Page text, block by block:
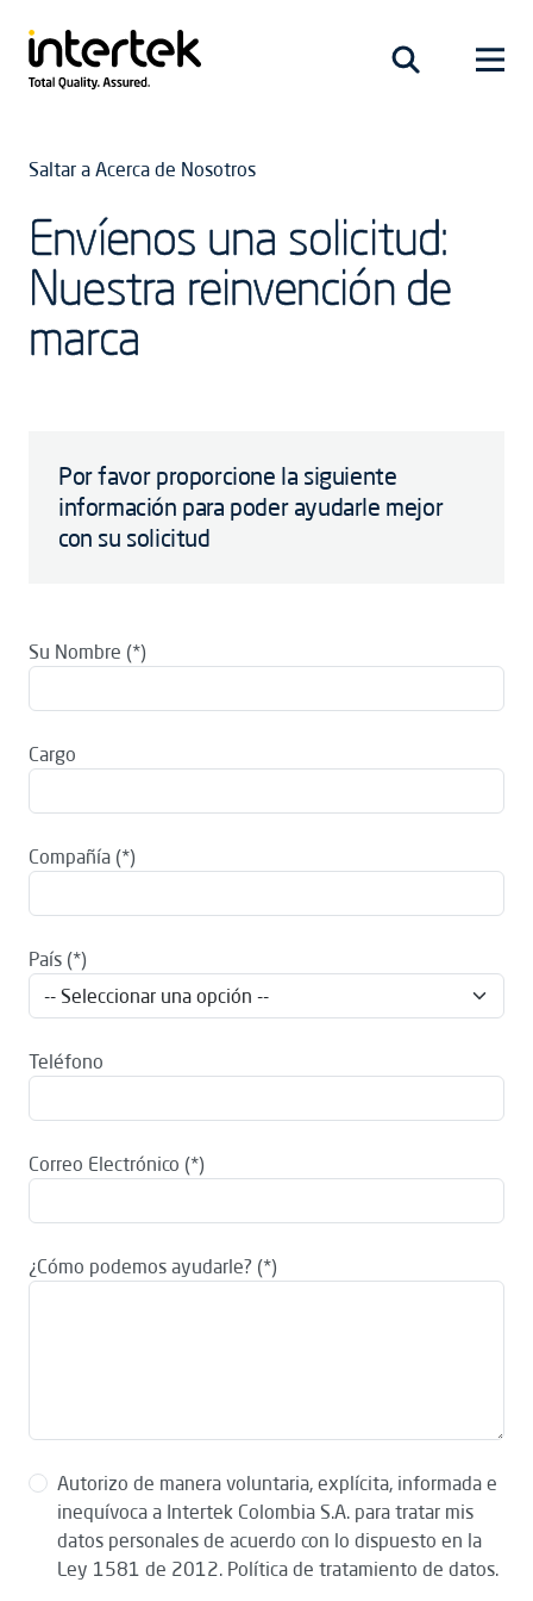
Saltar a Acerca de Nosotros
Envíenos una solicitud:
Nuestra reinvención de
marca
Por favor proporcione la siguiente
información para poder ayudarle mejor
con su solicitud
Su Nombre
Cargo
Compañía
País
Teléfono
Correo Electrónico
¿Cómo podemos ayudarle?
Autorizo de manera voluntaria, explícita, informada e
inequívoca a Intertek Colombia S.A. para tratar mis
datos personales de acuerdo con lo dispuesto en la
Ley 1581 de 2012. Política de tratamiento de datos.